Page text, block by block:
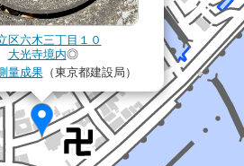
区六木三丁目１０
大光寺境内◎
量成果（東京都建設局）